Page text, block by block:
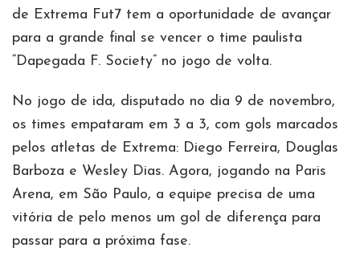
de Extrema Fut7 tem a oportunidade de avançar
para a grande final se vencer o time paulista
“Dapegada F. Society” no jogo de volta.
No jogo de ida, disputado no dia 9 de novembro,
os times empataram em 3 a 3, com gols marcados
pelos atletas de Extrema: Diego Ferreira, Douglas
Barboza e Wesley Dias. Agora, jogando na Paris
Arena, em São Paulo, a equipe precisa de uma
vitória de pelo menos um gol de diferença para
passar para a próxima fase.